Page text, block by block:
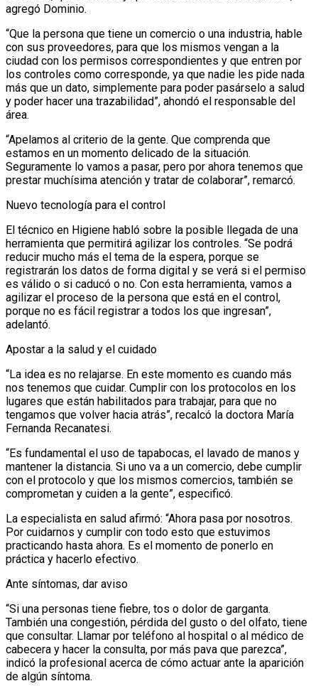
agregó Dominio.
“Que la persona que tiene un comercio o una industria, hable
con sus proveedores, para que los mismos vengan a la
ciudad con los permisos correspondientes y que entren por
los controles como corresponde, ya que nadie les pide nada
más que un dato, simplemente para poder pasárselo a salud
y poder hacer una trazabilidad”, ahondó el responsable del
área.
“Apelamos al criterio de la gente. Que comprenda que
estamos en un momento delicado de la situación.
Seguramente lo vamos a pasar, pero por ahora tenemos que
prestar muchísima atención y tratar de colaborar”, remarcó.
Nuevo tecnología para el control
El técnico en Higiene habló sobre la posible llegada de una
herramienta que permitirá agilizar los controles. “Se podrá
reducir mucho más el tema de la espera, porque se
registrarán los datos de forma digital y se verá si el permiso
es válido o si caducó o no. Con esta herramienta, vamos a
agilizar el proceso de la persona que está en el control,
porque no es fácil registrar a todos los que ingresan”,
adelantó.
Apostar a la salud y el cuidado
“La idea es no relajarse. En este momento es cuando más
nos tenemos que cuidar. Cumplir con los protocolos en los
lugares que están habilitados para trabajar, para que no
tengamos que volver hacia atrás”, recalcó la doctora María
Fernanda Recanatesi.
“Es fundamental el uso de tapabocas, el lavado de manos y
mantener la distancia. Si uno va a un comercio, debe cumplir
con el protocolo y que los mismos comercios, también se
comprometan y cuiden a la gente”, especificó.
La especialista en salud afirmó: “Ahora pasa por nosotros.
Por cuidarnos y cumplir con todo esto que estuvimos
practicando hasta ahora. Es el momento de ponerlo en
práctica y hacerlo efectivo.
Ante síntomas, dar aviso
“Si una personas tiene fiebre, tos o dolor de garganta.
También una congestión, pérdida del gusto o del olfato, tiene
que consultar. Llamar por teléfono al hospital o al médico de
cabecera y hacer la consulta, por más pava que parezca”,
indicó la profesional acerca de cómo actuar ante la aparición
de algún síntoma.